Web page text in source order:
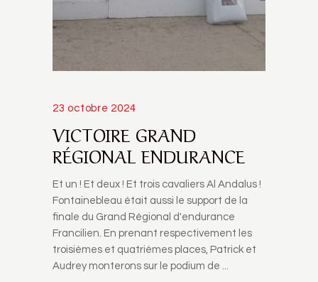
23 octobre 2024
VICTOIRE GRAND
RÉGIONAL ENDURANCE
Et un ! Et deux ! Et trois cavaliers Al Andalus !
Fontainebleau était aussi le support de la
finale du Grand Régional d'endurance
Francilien. En prenant respectivement les
troisièmes et quatrièmes places, Patrick et
Audrey monterons sur le podium de